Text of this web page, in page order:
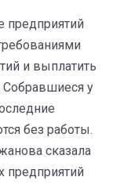
предприятий
и выплатить
Собравшиеся у
без работы.
сказала
предприятий